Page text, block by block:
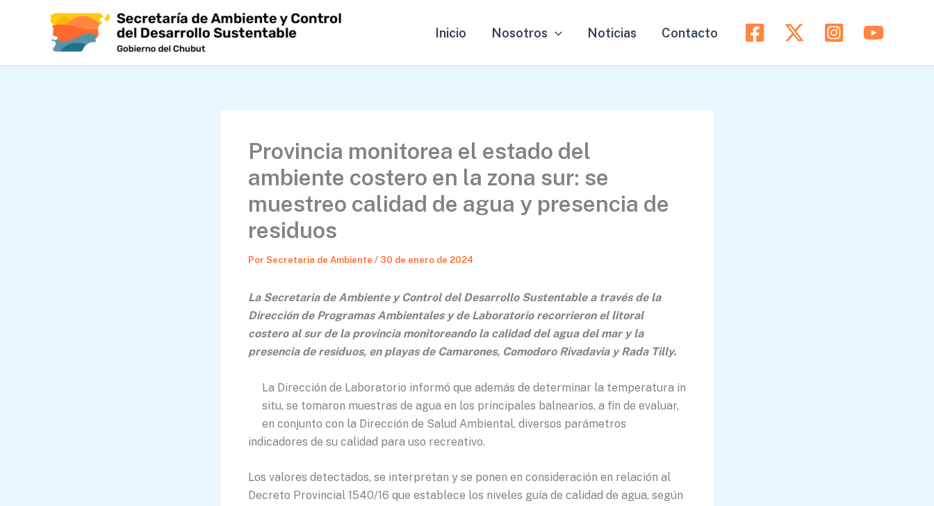
Inicio Nosotros Noticias Contacto
Provincia monitorea el estado del
ambiente costero en la zona sur: se
muestreo calidad de agua y presencia de
residuos
Por Secretaria de Ambiente / 30 de enero de 2024
La Secretaria de Ambiente y Control del Desarrollo Sustentable a través de la
Dirección de Programas Ambientales y de Laboratorio recorrieron el litoral
costero al sur de la provincia monitoreando la calidad del agua del mar y la
presencia de residuos, en playas de Camarones, Comodoro Rivadavia y Rada Tilly.
La Dirección de Laboratorio informó que además de determinar la temperatura in
situ, se tomaron muestras de agua en los principales balnearios, a fin de evaluar,
en conjunto con la Dirección de Salud Ambiental, diversos parámetros
indicadores de su calidad para uso recreativo.
Los valores detectados, se interpretan y se ponen en consideración en relación al
Decreto Provincial 1540/16 que establece los niveles guía de calidad de agua, según